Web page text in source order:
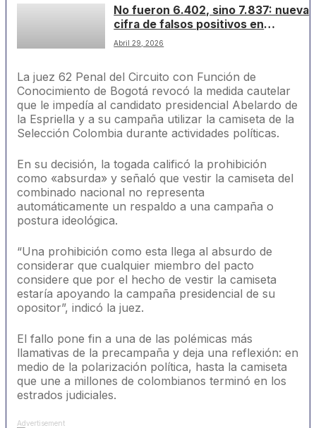
No fueron 6.402, sino 7.837: nueva
cifra de falsos positivos en
Colombia
Abril 29, 2026
La juez 62 Penal del Circuito con Función de
Conocimiento de Bogotá revocó la medida cautelar
que le impedía al candidato presidencial Abelardo de
la Espriella y a su campaña utilizar la camiseta de la
Selección Colombia durante actividades políticas.
En su decisión, la togada calificó la prohibición
como «absurda» y señaló que vestir la camiseta del
combinado nacional no representa
automáticamente un respaldo a una campaña o
postura ideológica.
“Una prohibición como esta llega al absurdo de
considerar que cualquier miembro del pacto
considere que por el hecho de vestir la camiseta
estaría apoyando la campaña presidencial de su
opositor”, indicó la juez.
El fallo pone fin a una de las polémicas más
llamativas de la precampaña y deja una reflexión: en
medio de la polarización política, hasta la camiseta
que une a millones de colombianos terminó en los
estrados judiciales.
Advertisement